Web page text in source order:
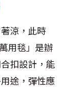
涼，此時
用毯」是辦
扣設計，能
途，彈性應